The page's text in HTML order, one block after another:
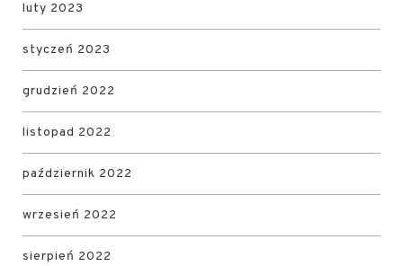
luty 2023
styczeń 2023
grudzień 2022
listopad 2022
październik 2022
wrzesień 2022
sierpień 2022